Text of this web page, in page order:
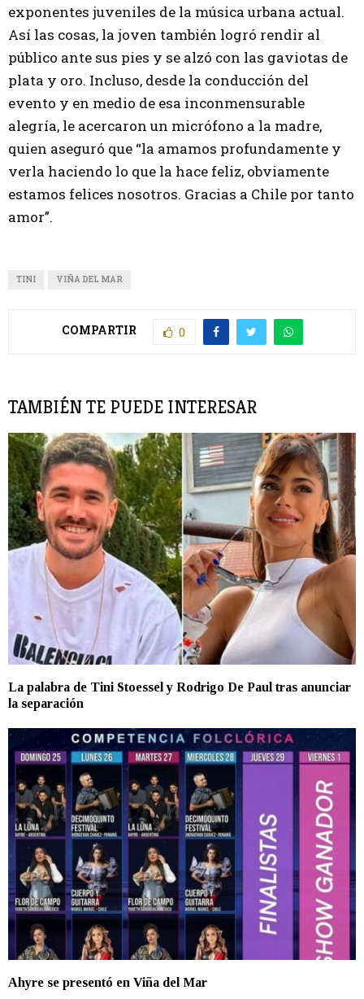
exponentes juveniles de la música urbana actual.
Así las cosas, la joven también logró rendir al
público ante sus pies y se alzó con las gaviotas de
plata y oro. Incluso, desde la conducción del
evento y en medio de esa inconmensurable
alegría, le acercaron un micrófono a la madre,
quien aseguró que “la amamos profundamente y
verla haciendo lo que la hace feliz, obviamente
estamos felices nosotros. Gracias a Chile por tanto
amor”.
TINI VIÑA DEL MAR
COMPARTIR 0
TAMBIÉN TE PUEDE INTERESAR
La palabra de Tini Stoessel y Rodrigo De Paul tras anunciar
la separación
Ahyre se presentó en Viña del Mar